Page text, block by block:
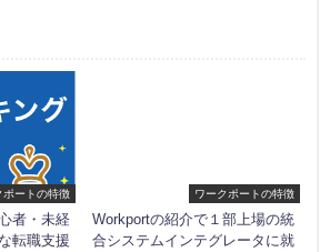
ポートの特徴
者・未経
転職支援
ワークポートの特徴
Workportの紹介で１部上場の統
合システムインテグレータに就